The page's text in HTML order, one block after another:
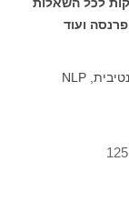
ועוד
מטפלת בפסיכולוגיה אלטרנטיבית, NLP
125